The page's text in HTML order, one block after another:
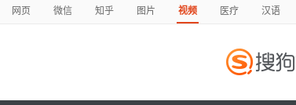
网页 微信 知乎 图片 视频 医疗 汉语